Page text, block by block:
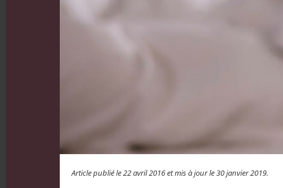
Article publié le22 avril 2016et mis à jour le30 janvier 2019.